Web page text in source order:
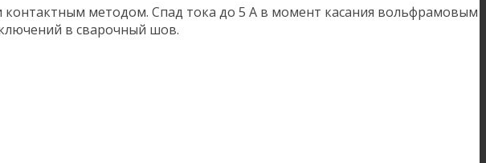
методом. Спад тока до 5 А в момент касания вольфрамовым
в сварочный шов.